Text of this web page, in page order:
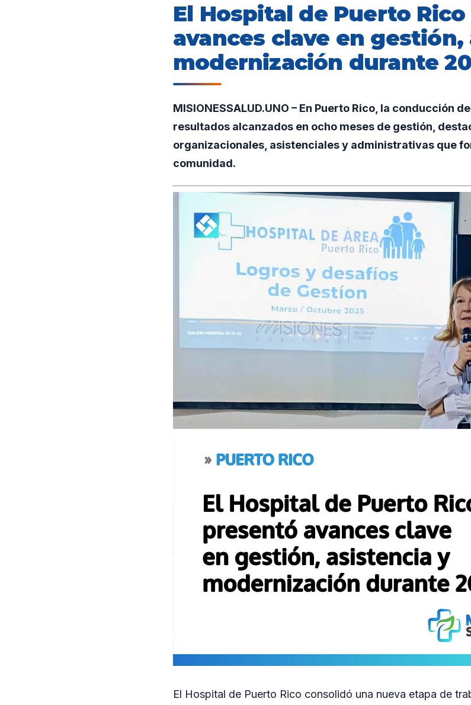
El Hospital de Puerto
avances clave en
modernización durante
MISIONESSALUD.UNO – En Puerto Rico, la conducción
resultados alcanzados en ocho meses de gestión,
organizacionales, asistenciales y administrativas que
comunidad.
El Hospital de Puerto Rico consolidó una nueva etapa de